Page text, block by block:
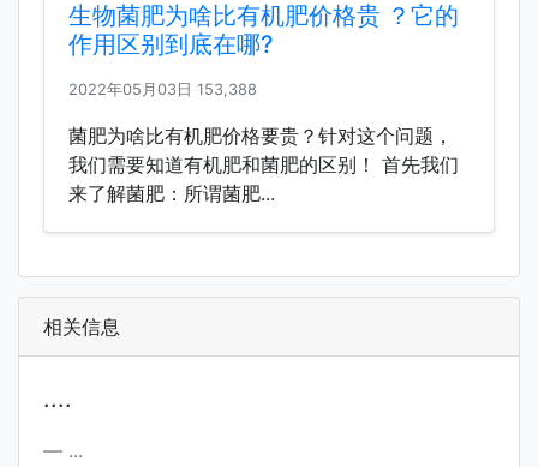
生物菌肥为啥比有机肥价格贵 ？它的
作用区别到底在哪?
2022年05月03日 153,388
菌肥为啥比有机肥价格要贵？针对这个问题，
我们需要知道有机肥和菌肥的区别！ 首先我们
来了解菌肥：所谓菌肥...
相关信息
....
...